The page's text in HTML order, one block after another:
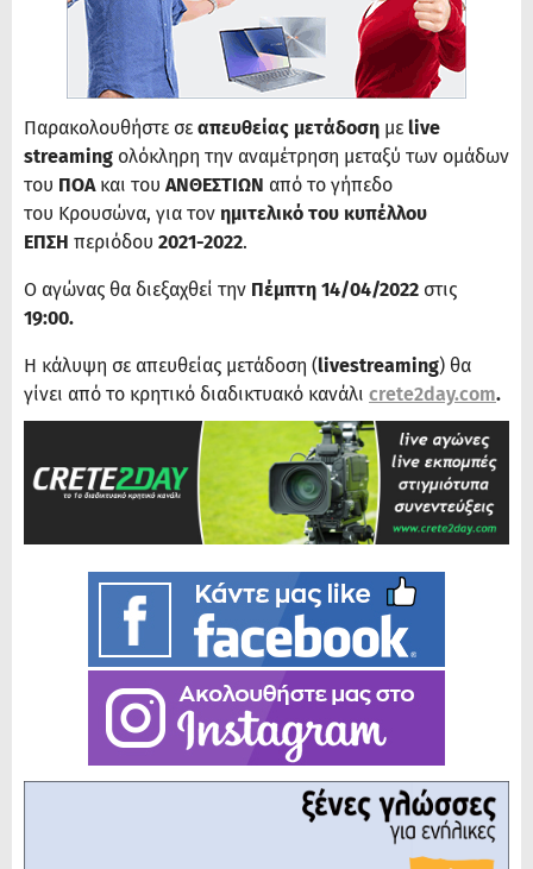
Παρακολουθήστε σε απευθείας μετάδοση με live
streaming ολόκληρη την αναμέτρηση μεταξύ των ομάδων
του ΠΟΑ και του ΑΝΘΕΣΤΙΩΝ από το γήπεδο
του Κρουσώνα, για τον ημιτελικό του κυπέλλου
ΕΠΣΗ περιόδου 2021-2022.
Ο αγώνας θα διεξαχθεί την Πέμπτη 14/04/2022 στις
19:00.
Η κάλυψη σε απευθείας μετάδοση (livestreaming) θα
γίνει από το κρητικό διαδικτυακό κανάλι crete2day.com.